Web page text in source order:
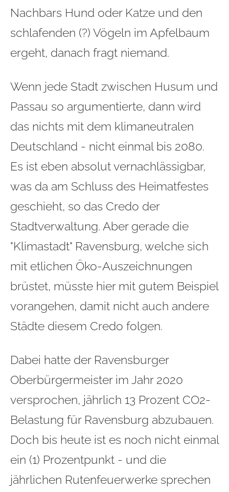
Nachbars Hund oder Katze und den
schlafenden (?) Vögeln im Apfelbaum
ergeht, danach fragt niemand.
Wenn jede Stadt zwischen Husum und
Passau so argumentierte, dann wird
das nichts mit dem klimaneutralen
Deutschland - nicht einmal bis 2080.
Es ist eben absolut vernachlässigbar,
was da am Schluss des Heimatfestes
geschieht, so das Credo der
Stadtverwaltung. Aber gerade die
"Klimastadt" Ravensburg, welche sich
mit etlichen Öko-Auszeichnungen
brüstet, müsste hier mit gutem Beispiel
vorangehen, damit nicht auch andere
Städte diesem Credo folgen.
Dabei hatte der Ravensburger
Oberbürgermeister im Jahr 2020
versprochen, jährlich 13 Prozent CO2-
Belastung für Ravensburg abzubauen.
Doch bis heute ist es noch nicht einmal
ein (1) Prozentpunkt - und die
jährlichen Rutenfeuerwerke sprechen